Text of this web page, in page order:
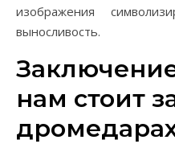
изображения
выносливость.
нам стоит